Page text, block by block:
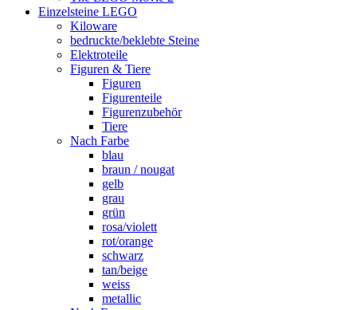
Einzelsteine LEGO
Kiloware
bedruckte/beklebte Steine
Elektroteile
Figuren & Tiere
Figuren
Figurenteile
Figurenzubehör
Tiere
Nach Farbe
blau
braun / nougat
gelb
grau
grün
rosa/violett
rot/orange
schwarz
tan/beige
weiss
metallic